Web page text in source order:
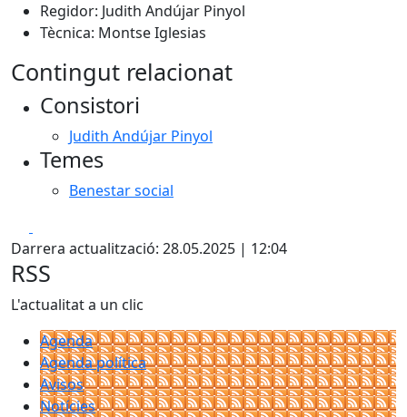
Regidor: Judith Andújar Pinyol
Tècnica: Montse Iglesias
Contingut relacionat
Consistori
Judith Andújar Pinyol
Temes
Benestar social
Darrera actualització: 28.05.2025 | 12:04
RSS
L'actualitat a un clic
Agenda
Agenda política
Avisos
Notícies